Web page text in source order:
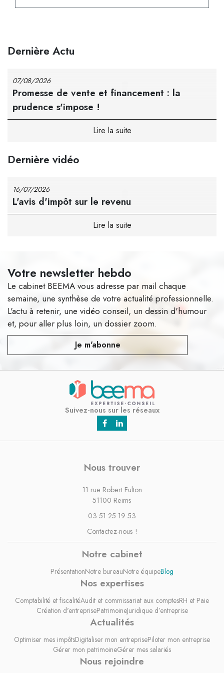
Dernière Actu
Promesse de vente et financement : la
prudence s'impose !
07/08/2026
Dernière vidéo
L'avis d'impôt sur le revenu
16/07/2026
Votre newsletter hebdo
Le cabinet BEEMA vous adresse par mail chaque
semaine, une synthèse de votre actualité professionnelle.
L'actu à retenir, une vidéo conseil, un dessin d'humour
et, pour aller plus loin, un dossier zoom.
Je m'abonne
Nous trouver
11 rue Robert Fulton
51100 Reims
03 51 25 19 53
Contactez-nous !
Notre cabinet
PrésentationNotre bureauNotre équipeBlog
Nos expertises
Comptabilité et fiscalitéAudit et commissariat aux comptesRH et Paie
Création d'entreprisePatrimoineJuridique d’entreprise
Actualités
Optimiser mes impôtsDigitaliser mon entreprisePiloter mon entreprise
Gérer mon patrimoineGérer mes salariés
Nous rejoindre